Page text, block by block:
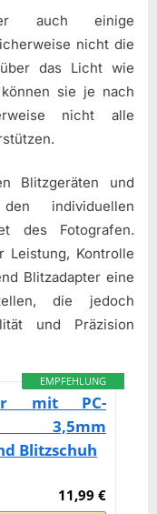
auch einige
nicht die
das Licht wie
sie je nach
nicht alle
Blitzgeräten und
individuellen
des Fotografen.
Leistung, Kontrolle
Blitzadapter eine
die jedoch
und Präzision
EMPFEHLUNG
mit PC-
3,5mm
Blitzschuh
11,99 €